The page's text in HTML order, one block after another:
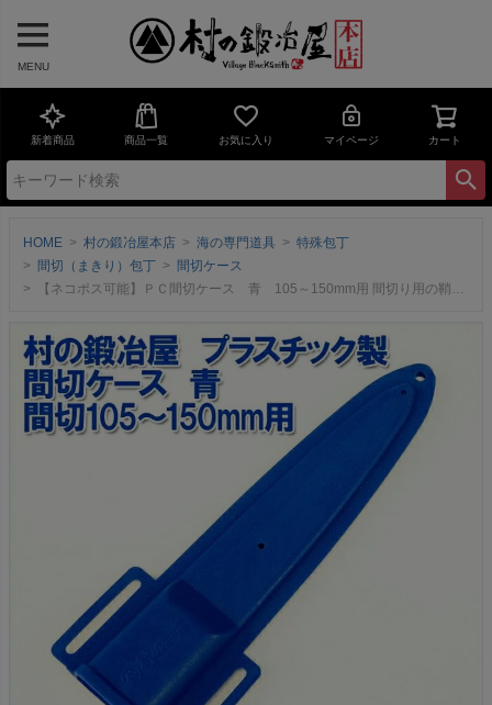
MENU
新着商品 商品一覧 お気に入り マイページ カート
HOME 村の鍛冶屋本店 海の専門道具
特殊包丁
間切（まきり）包丁
間切ケース
【ネコポス可能】ＰＣ間切ケース 青 105～150mm用 間切り用の鞘です。プラスチック製